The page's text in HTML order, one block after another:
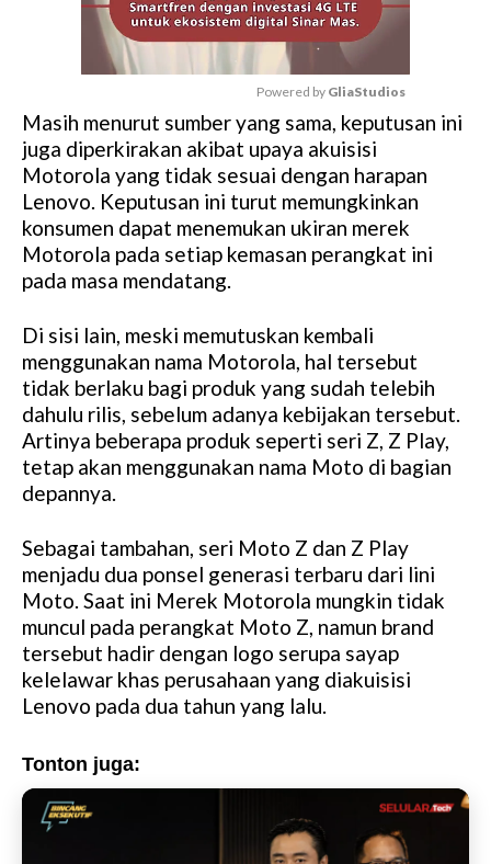
M
u
t
e
Powered by GliaStudios
Masih menurut sumber yang sama, keputusan ini
juga diperkirakan akibat upaya akuisisi
Motorola yang tidak sesuai dengan harapan
Lenovo. Keputusan ini turut memungkinkan
konsumen dapat menemukan ukiran merek
Motorola pada setiap kemasan perangkat ini
pada masa mendatang.
Di sisi lain, meski memutuskan kembali
menggunakan nama Motorola, hal tersebut
tidak berlaku bagi produk yang sudah telebih
dahulu rilis, sebelum adanya kebijakan tersebut.
Artinya beberapa produk seperti seri Z, Z Play,
tetap akan menggunakan nama Moto di bagian
depannya.
Sebagai tambahan, seri Moto Z dan Z Play
menjadu dua ponsel generasi terbaru dari lini
Moto. Saat ini Merek Motorola mungkin tidak
muncul pada perangkat Moto Z, namun brand
tersebut hadir dengan logo serupa sayap
kelelawar khas perusahaan yang diakuisisi
Lenovo pada dua tahun yang lalu.
Tonton juga: